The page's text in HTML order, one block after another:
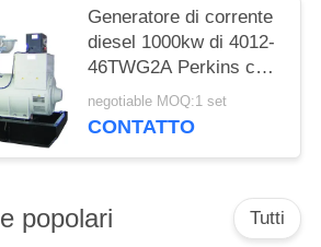
Generatore di corrente
diesel 1000kw di 4012-
46TWG2A Perkins con
l'alternatore di
Stamford
negotiable MOQ:1 set
CONTATTO
popolari Tutti